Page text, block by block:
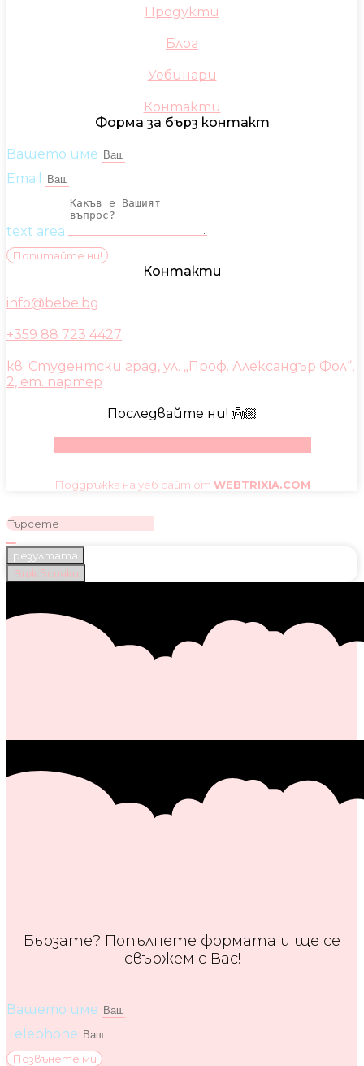
Продукти
Блог
Уебинари
Контакти
Форма за бърз контакт
Вашето име
Email
text area
Попитайте ни!
Контакти
info@bebe.bg
+359 88 723 4427
кв. Студентски град, ул. „Проф. Александър Фол“,
2, ет. партер
Последвайте ни! 👼🏼
Поддръжка на уеб сайт от WEBTRIXIA.COM
резултата
Виж всички
Бързате? Попълнете формата и ще се
свържем с Вас!
Вашето име
Telephone
Позвънете ми